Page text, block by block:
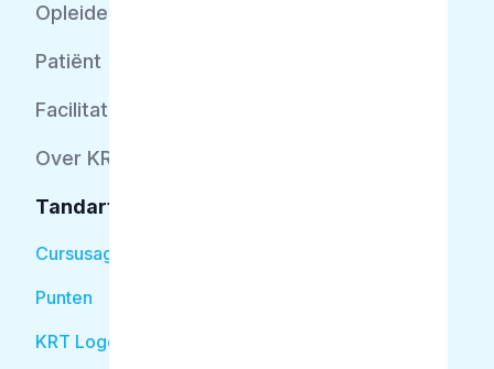
Opleider
Patiënt
Facilitator
Over KRT
Tandarts
Cursusagenda
Punten
KRT Logo